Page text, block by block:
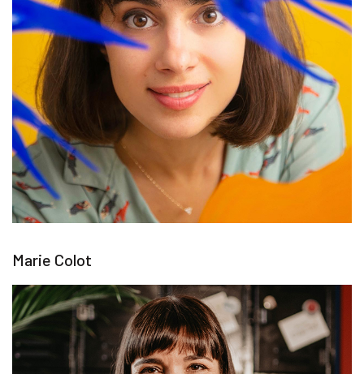
Marie Colot